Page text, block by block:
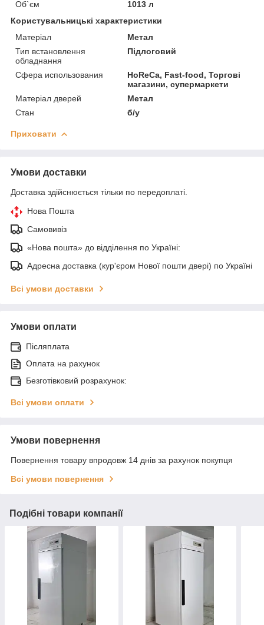
Об`єм
1013 л
Користувальницькі характеристики
Матеріал
Метал
Тип встановлення
обладнання
Підлоговий
Сфера использования
HoReCa, Fast-food, Торгові
магазини, супермаркети
Матеріал дверей
Метал
Стан
б/у
Приховати
Умови доставки
Доставка здійснюється тільки по передоплаті.
Нова Пошта
Самовивіз
«Нова пошта» до відділення по Україні:
Адресна доставка (кур'єром Нової пошти двері) по Україні
Всі умови доставки
Умови оплати
Післяплата
Оплата на рахунок
Безготівковий розрахунок:
Всі умови оплати
Умови повернення
Повернення товару впродовж 14 днів за рахунок покупця
Всі умови повернення
Подібні товари компанії